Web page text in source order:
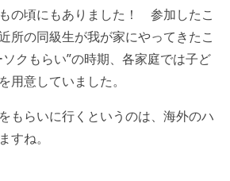
の頃にもありました！ 参加したこ
所の同級生が我が家にやってきたこ
クもらい”の時期、各家庭では子ど
用意していました。
もらいに行くというのは、海外のハ
すね。